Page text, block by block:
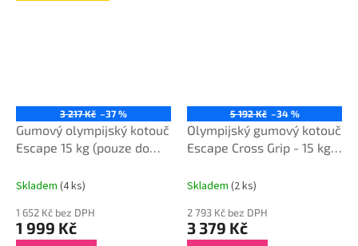
3 217 Kč –37 %
Gumový olympijský kotouč
Escape 15 kg (pouze do
Skladem (4 ks)
1 652 Kč bez DPH
1 999 Kč
5 192 Kč –34 %
Olympijský gumový kotouč
Escape Cross Grip - 15 kg
zásob)
Skladem (2 ks)
2 793 Kč bez DPH
3 379 Kč